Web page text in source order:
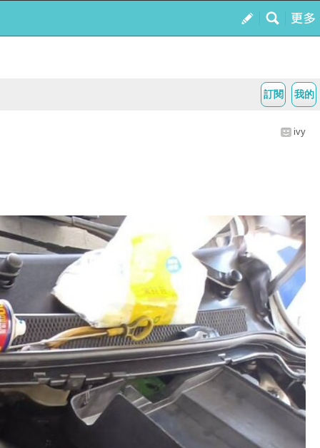
我的
訂閱
ivy